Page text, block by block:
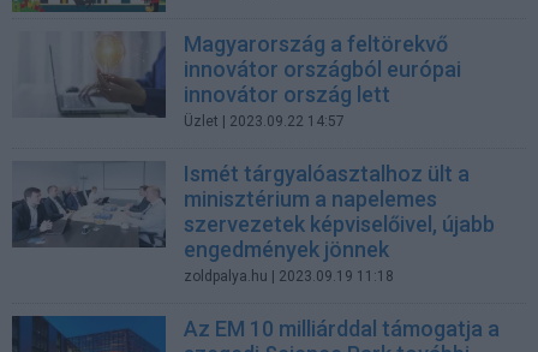
Magyarország a feltörekvő
innovátor országból európai
innovátor ország lett
Üzlet | 2023.09.22 14:57
Ismét tárgyalóasztalhoz ült a
minisztérium a napelemes
szervezetek képviselőivel, újabb
engedmények jönnek
zoldpalya.hu | 2023.09.19 11:18
Az EM 10 milliárddal támogatja a